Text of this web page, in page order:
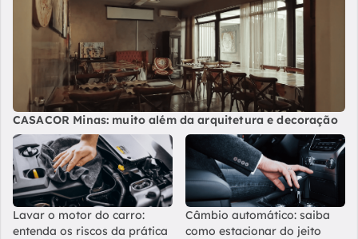
CASACOR Minas: muito além da arquitetura e decoração
Lavar o motor do carro:
entenda os riscos da prática
Câmbio automático: saiba
como estacionar do jeito